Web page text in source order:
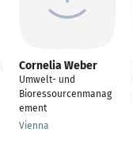
Cornelia Weber
Umwelt- und
Bioressourcenmanag
ement
Vienna